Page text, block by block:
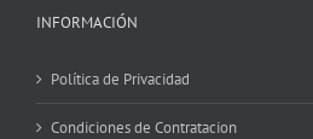
INFORMACIÓN
Política de Privacidad
Condiciones de Contratacion